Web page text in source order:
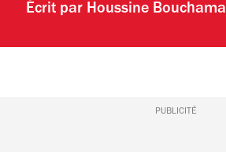
Écrit par Houssine Bouchama
PUBLICITÉ